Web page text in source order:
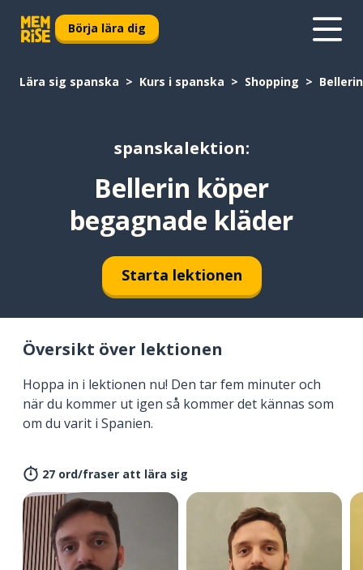
Börja lära dig
Lära sig spanska Kurs i spanska Shopping
spanskalektion:
Bellerin köper
begagnade kläder
Starta lektionen
Översikt över lektionen
Hoppa in i lektionen nu! Den tar fem minuter och
när du kommer ut igen så kommer det kännas som
om du varit i Spanien.
27 ord/fraser att lära sig